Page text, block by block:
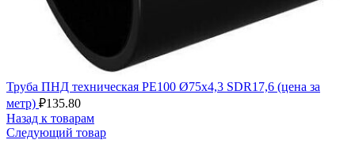
Труба ПНД техническая РЕ100 Ø75x4,3 SDR17,6 (цена за
метр) ₽135.80
Назад к товарам
Следующий товар